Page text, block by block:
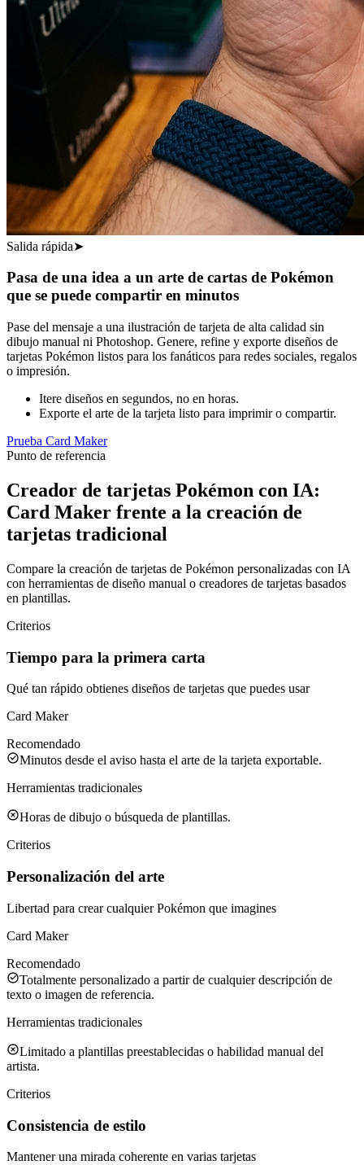
Salida rápida➤
Pasa de una idea a un arte de cartas de Pokémon
que se puede compartir en minutos
Pase del mensaje a una ilustración de tarjeta de alta calidad sin
dibujo manual ni Photoshop. Genere, refine y exporte diseños de
tarjetas Pokémon listos para los fanáticos para redes sociales, regalos
o impresión.
Itere diseños en segundos, no en horas.
Exporte el arte de la tarjeta listo para imprimir o compartir.
Prueba Card Maker
Punto de referencia
Creador de tarjetas Pokémon con IA:
Card Maker frente a la creación de
tarjetas tradicional
Compare la creación de tarjetas de Pokémon personalizadas con IA
con herramientas de diseño manual o creadores de tarjetas basados ​​
en plantillas.
Criterios
Tiempo para la primera carta
Qué tan rápido obtienes diseños de tarjetas que puedes usar
Card Maker
Recomendado
Minutos desde el aviso hasta el arte de la tarjeta exportable.
Herramientas tradicionales
Horas de dibujo o búsqueda de plantillas.
Criterios
Personalización del arte
Libertad para crear cualquier Pokémon que imagines
Card Maker
Recomendado
Totalmente personalizado a partir de cualquier descripción de
texto o imagen de referencia.
Herramientas tradicionales
Limitado a plantillas preestablecidas o habilidad manual del
artista.
Criterios
Consistencia de estilo
Mantener una mirada coherente en varias tarjetas